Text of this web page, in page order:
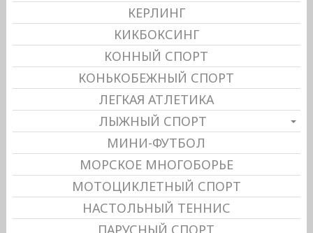
КЕРЛИНГ
КИКБОКСИНГ
КОННЫЙ СПОРТ
КОНЬКОБЕЖНЫЙ СПОРТ
ЛЕГКАЯ АТЛЕТИКА
ЛЫЖНЫЙ СПОРТ
МИНИ-ФУТБОЛ
МОРСКОЕ МНОГОБОРЬЕ
МОТОЦИКЛЕТНЫЙ СПОРТ
НАСТОЛЬНЫЙ ТЕННИС
ПАРУСНЫЙ СПОРТ